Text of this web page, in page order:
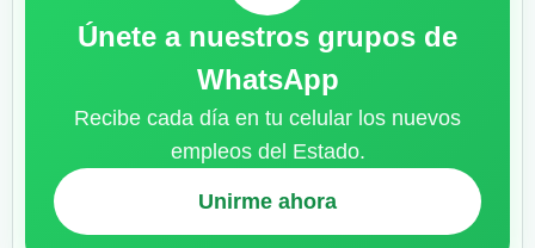
Únete a nuestros grupos de
WhatsApp
Recibe cada día en tu celular los nuevos
empleos del Estado.
Unirme ahora